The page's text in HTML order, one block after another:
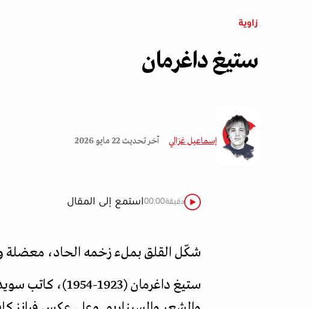
زاوية
ستيغ داغرمان
إسماعيل غزالي آخر تحديث 22 مايو 2026
استمع إلى المقال00:00دقيقة
شكّل القلق بملء زخمه الحاد، معضلة
ستيغ داغرمان